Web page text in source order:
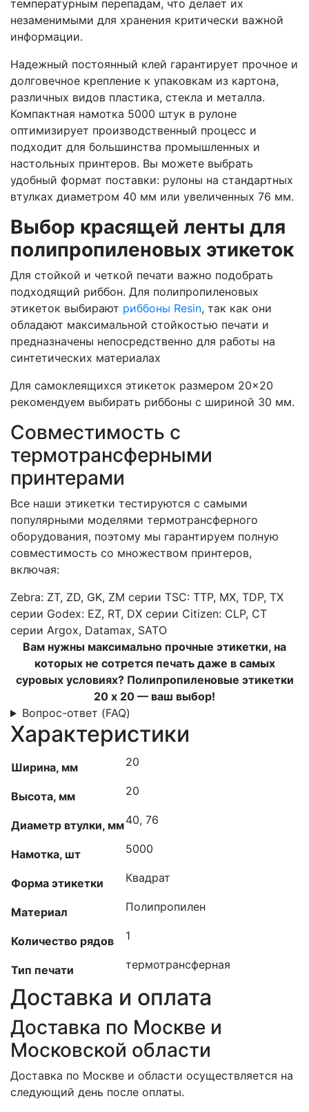
температурным перепадам, что делает их
незаменимыми для хранения критически важной
информации.
Надежный постоянный клей гарантирует прочное и
долговечное крепление к упаковкам из картона,
различных видов пластика, стекла и металла.
Компактная намотка 5000 штук в рулоне
оптимизирует производственный процесс и
подходит для большинства промышленных и
настольных принтеров. Вы можете выбрать
удобный формат поставки: рулоны на стандартных
втулках диаметром 40 мм или увеличенных 76 мм.
Выбор красящей ленты для
полипропиленовых этикеток
Для стойкой и четкой печати важно подобрать
подходящий риббон. Для полипропиленовых
этикеток выбирают риббоны Resin, так как они
обладают максимальной стойкостью печати и
предназначены непосредственно для работы на
синтетических материалах
Для самоклеящихся этикеток размером 20×20
рекомендуем выбирать риббоны с шириной 30 мм.
Совместимость с
термотрансферными
принтерами
Все наши этикетки тестируются с самыми
популярными моделями термотрансферного
оборудования, поэтому мы гарантируем полную
совместимость со множеством принтеров,
включая:
Zebra: ZT, ZD, GK, ZM серии TSC: TTP, MX, TDP, TX
серии Godex: EZ, RT, DX серии Citizen: CLP, CT
серии Argox, Datamax, SATO
Вам нужны максимально прочные этикетки, на
которых не сотрется печать даже в самых
суровых условиях? Полипропиленовые этикетки
20 x 20 — ваш выбор!
Вопрос-ответ (FAQ)
Характеристики
Ширина, мм 20
Высота, мм 20
Диаметр втулки, мм40, 76
Намотка, шт 5000
Форма этикетки Квадрат
Материал Полипропилен
Количество рядов 1
Тип печати термотрансферная
Доставка и оплата
Доставка по Москве и
Московской области
Доставка по Москве и области осуществляется на
следующий день после оплаты.